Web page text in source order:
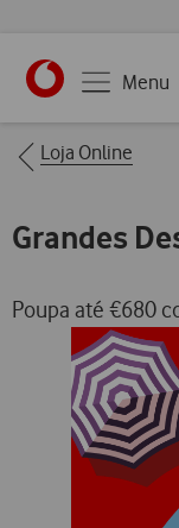
https://
Menu
Breadcrumbs
Loja Online
Grandes
Poupa até €680